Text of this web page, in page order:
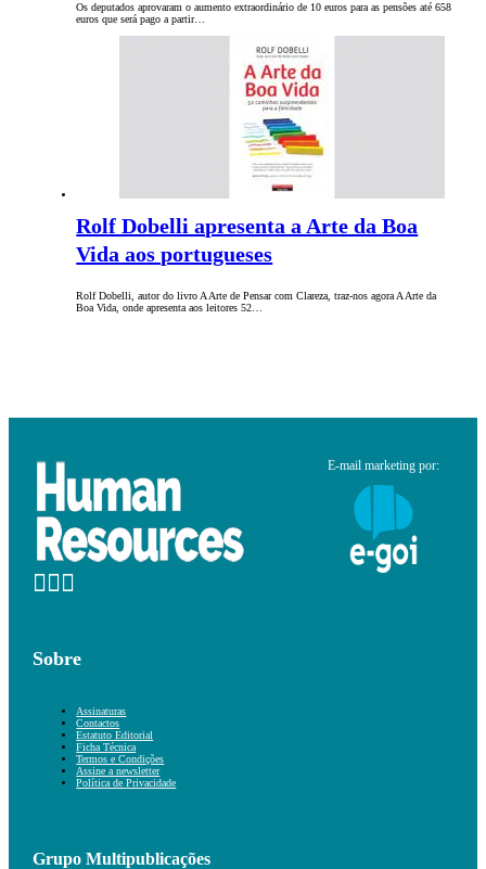
Os deputados aprovaram o aumento extraordinário de 10 euros para as pensões até 658
euros que será pago a partir…
Rolf Dobelli apresenta a Arte da Boa
Vida aos portugueses
Rolf Dobelli, autor do livro A Arte de Pensar com Clareza, traz-nos agora A Arte da
Boa Vida, onde apresenta aos leitores 52…
E-mail marketing por:
Sobre
Assinaturas
Contactos
Estatuto Editorial
Ficha Técnica
Termos e Condições
Assine a newsletter
Política de Privacidade
Grupo Multipublicações